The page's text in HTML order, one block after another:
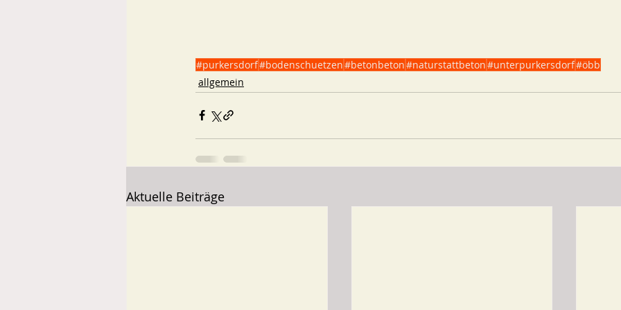
#purkersdorf#bodenschuetzen#betonbeton#naturstattbeton#unterpurkersdorf#öbb
allgemein
Aktuelle Beiträge